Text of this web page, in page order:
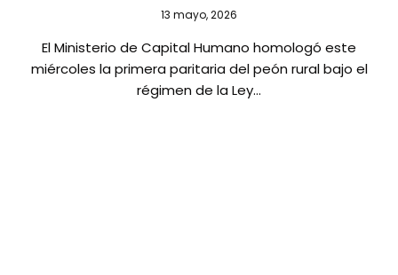
13 mayo, 2026
El Ministerio de Capital Humano homologó este
miércoles la primera paritaria del peón rural bajo el
régimen de la Ley…